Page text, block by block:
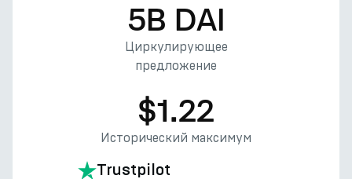
5B DAI
Циркулирующее
предложение
$1.22
Исторический максимум
Trustpilot